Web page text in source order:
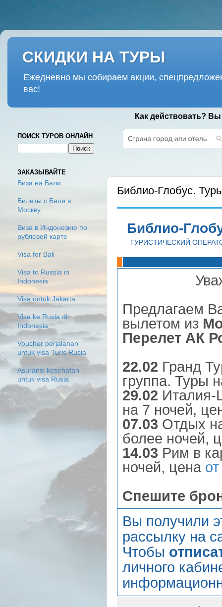
СКИДКИ НА ТУРЫ
Ежедневно мы собираем акции,
вас!
Как действовать?
Библио-Глобус.
Библио-
ТУРИСТИЧЕСКИЙ
Предлагаем
вылетом из
Перелет АК
22.02 Гранд
группа. Туры
29.02 Италия-
на 7 ночей,
07.03 Отдых
более ночей,
14.03 Рим в
ночей, цена
Спешите
Вы получили
рассылку на
Чтобы
личного
ПОИСК ТУРОВ ОНЛАЙН
ЗАКАЗЫВАЙТЕ
Виза на Бали
Билеты с Бали в
Москву
Виза в Индонезию по
рублевой карте
Visa for Bali
Visa to Russia in
Indonesia
Visa untuk Jakarta
Visa ke Rusia di
Indonesia
Voucher perjalanan
untuk visa Turis Rusia
Asuransi kesehatan
untuk visa Rusia